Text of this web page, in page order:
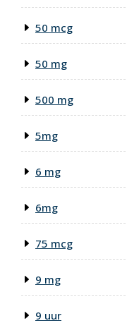
50 mcg
50 mg
500 mg
5mg
6 mg
6mg
75 mcg
9 mg
9 uur